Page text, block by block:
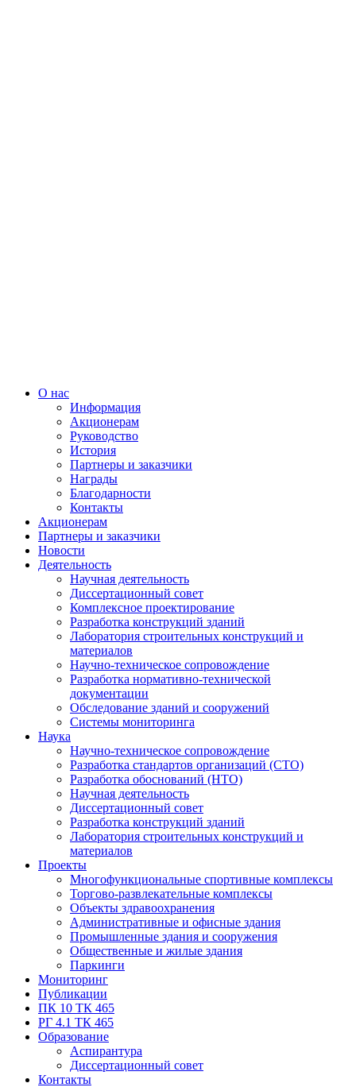
О нас
Информация
Акционерам
Руководство
История
Партнеры и заказчики
Награды
Благодарности
Контакты
Акционерам
Партнеры и заказчики
Новости
Деятельность
Научная деятельность
Диссертационный совет
Комплексное проектирование
Разработка конструкций зданий
Лаборатория строительных конструкций и
материалов
Научно-техническое сопровождение
Разработка нормативно-технической
документации
Обследование зданий и сооружений
Системы мониторинга
Наука
Научно-техническое сопровождение
Разработка стандартов организаций (СТО)
Разработка обоснований (НТО)
Научная деятельность
Диссертационный совет
Разработка конструкций зданий
Лаборатория строительных конструкций и
материалов
Проекты
Многофункциональные спортивные комплексы
Торгово-развлекательные комплексы
Объекты здравоохранения
Административные и офисные здания
Промышленные здания и сооружения
Общественные и жилые здания
Паркинги
Мониторинг
Публикации
ПК 10 ТК 465
РГ 4.1 ТК 465
Образование
Аспирантура
Диссертационный совет
Контакты